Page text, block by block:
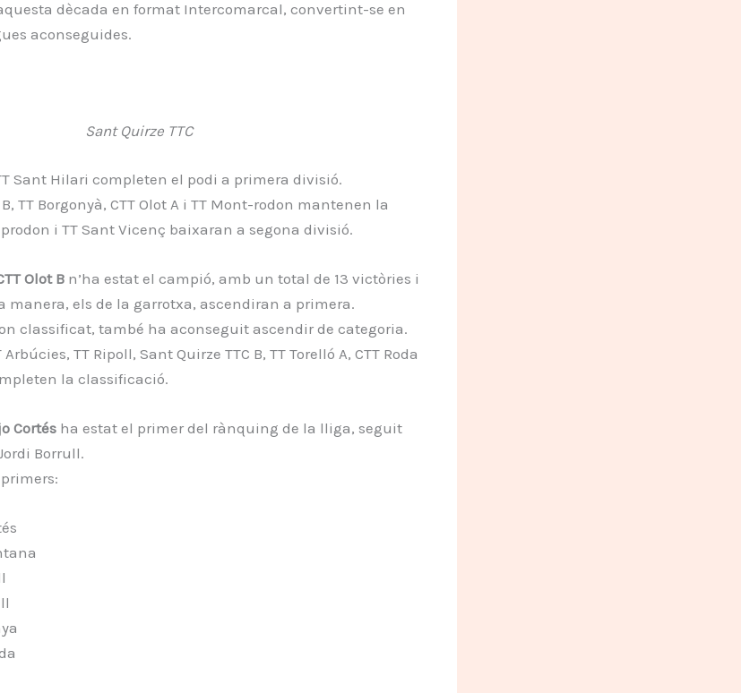
dècada en format Intercomarcal, convertint-se en
aconseguides.
Sant Quirze TTC
Sant Hilari completen el podi a primera divisió.
B, TT Borgonyà, CTT Olot A i TT Mont-rodon mantenen la
i TT Sant Vicenç baixaran a segona divisió.
Olot Bn’ha estat el campió, amb un total de 13 victòries i
manera, els de la garrotxa, ascendiran a primera.
classificat, també ha aconseguit ascendir de categoria.
Arbúcies, TT Ripoll, Sant Quirze TTC B, TT Torelló A, CTT Roda
la classificació.
Cortésha estat el primer del rànquing de la lliga, seguit
Borrull.